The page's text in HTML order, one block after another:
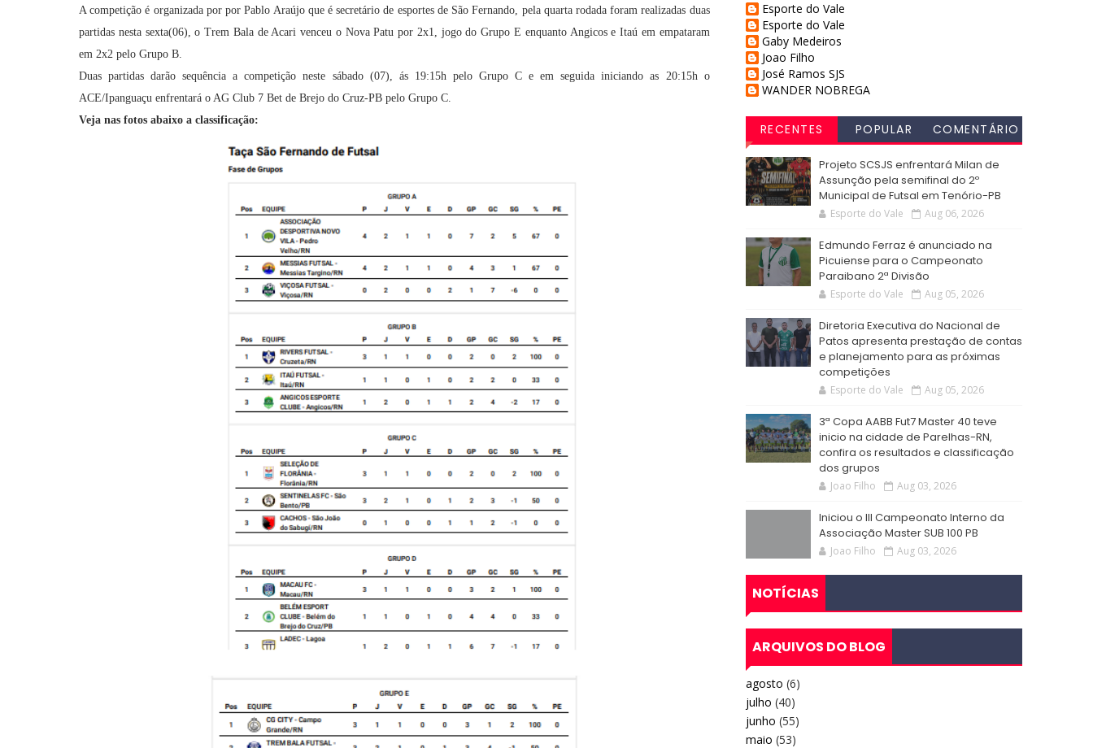
A competição é organizada por por Pablo Araújo que é secretário de esportes de São Fernando, pela quarta rodada foram realizadas duas
partidas nesta sexta(06), o Trem Bala de Acari venceu o Nova Patu por 2x1, jogo do Grupo E enquanto Angicos e Itaú em empataram
em 2x2 pelo Grupo B.
Duas partidas darão sequência a competição neste sábado (07), ás 19:15h pelo Grupo C e em seguida iniciando as 20:15h o
ACE/Ipanguaçu enfrentará o AG Club 7 Bet de Brejo do Cruz-PB pelo Grupo C.
Veja nas fotos abaixo a classificação:
Esporte do Vale
Esporte do Vale
Gaby Medeiros
Joao Filho
José Ramos SJS
WANDER NOBREGA
RECENTES POPULAR
COMENTÁRIO
Projeto SCSJS enfrentará Milan de
Assunção pela semifinal do 2º
Municipal de Futsal em Tenório-PB
Esporte do Vale Aug 06, 2026
Edmundo Ferraz é anunciado na
Picuiense para o Campeonato
Paraibano 2ª Divisão
Esporte do Vale Aug 05, 2026
Diretoria Executiva do Nacional de
Patos apresenta prestação de contas
e planejamento para as próximas
competições
Esporte do Vale Aug 05, 2026
3ª Copa AABB Fut7 Master 40 teve
inicio na cidade de Parelhas-RN,
confira os resultados e classificação
dos grupos
Joao Filho Aug 03, 2026
Iniciou o III Campeonato Interno da
Associação Master SUB 100 PB
Joao Filho Aug 03, 2026
NOTÍCIAS
ARQUIVOS DO BLOG
agosto (6)
julho (40)
junho (55)
maio (53)